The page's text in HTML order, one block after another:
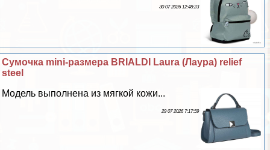
30 07 2026 12:48:23
Сумочка mini-размера BRIALDI Laura (Лаура) relief
steel
Модель выполнена из мягкой кожи...
29 07 2026 7:17:59